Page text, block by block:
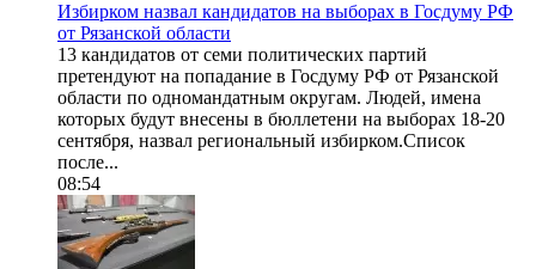
Избирком назвал кандидатов на выборах в Госдуму РФ
от Рязанской области
13 кандидатов от семи политических партий
претендуют на попадание в Госдуму РФ от Рязанской
области по одномандатным округам. Людей, имена
которых будут внесены в бюллетени на выборах 18-20
сентября, назвал региональный избирком.Список
после...
08:54